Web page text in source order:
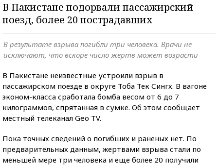
В Пакистане подорвали пассажирский
поезд, более 20 пострадавших
В результате взрыва погибли три человека. Врачи не
исключают, что вскоре число жертв может возрасти
В Пакистане неизвестные устроили взрыв в
пассажирском поезде в округе Тоба Тек Сингх. В вагоне
эконом-класса сработала бомба весом от 6 до 7
килограммов, спрятанная в сумке. Об этом сообщает
местный телеканал Geo TV.
Пока точных сведений о погибших и раненых нет. По
предварительных данным, жертвами взрыва стали по
меньшей мере три человека и еще более 20 получили